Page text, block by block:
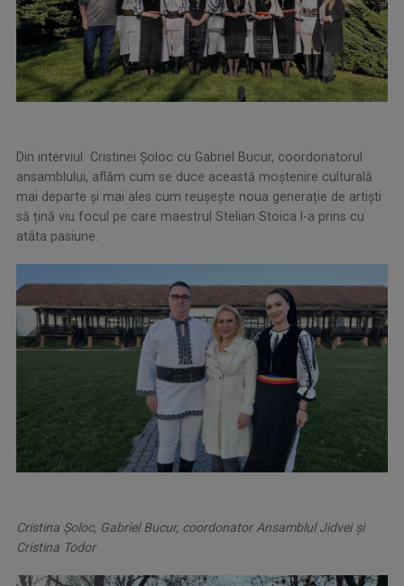
Din interviul Cristinei Şoloc cu Gabriel Bucur, coordonatorul
ansamblului, aflăm cum se duce această moștenire culturală
mai departe și mai ales cum reușește noua generație de artiști
să țină viu focul pe care maestrul Stelian Stoica l-a prins cu
atâta pasiune.
Cristina Şoloc, Gabriel Bucur, coordonator Ansamblul Jidvei și
Cristina Todor